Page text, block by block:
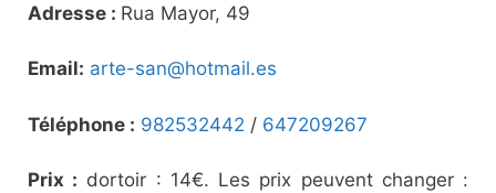
Adresse : Rua Mayor, 49
Email: arte-san@hotmail.es
Téléphone : 982532442 / 647209267
Prix : dortoir : 14€. Les prix peuvent changer :